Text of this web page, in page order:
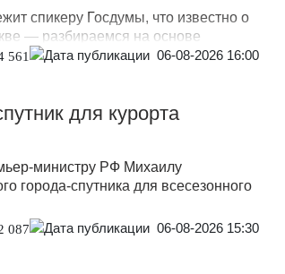
спикеру Госдумы, что известно о
— разбираемся на основе
561 06-08-2026 16:00
для курорта
министру РФ Михаилу
города-спутника для всесезонного
087 06-08-2026 15:30